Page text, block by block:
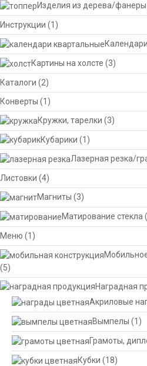
Изделия из дерева/фанеры
Инструкции (1)
Календари
Картины на холсте (3)
Каталоги (2)
Конверты (1)
Кружки, тарелки (3)
Кубарики (1)
Лазерная резка/
Листовки (4)
Магниты (3)
Матирование стекла
Меню (1)
(5)
Наградная
Акриловые
Вымпелы (1)
Грамоты,
Кубки (18)